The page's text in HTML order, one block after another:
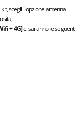
scegli l'opzione antenna
+ 4G]ci saranno le seguenti